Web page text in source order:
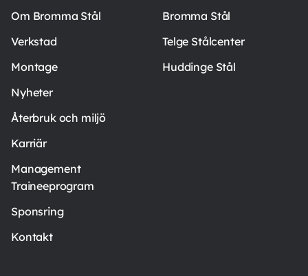
Bromma Stål
Telge Stålcenter
Huddinge Stål
Om Bromma Stål
Verkstad
Montage
Nyheter
Återbruk och miljö
Karriär
Management
Traineeprogram
Sponsring
Kontakt